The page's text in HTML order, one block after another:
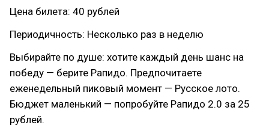
Цена билета: 40 рублей
Периодичность: Несколько раз в неделю
Выбирайте по душе: хотите каждый день шанс на
победу — берите Рапидо. Предпочитаете
еженедельный пиковый момент — Русское лото.
Бюджет маленький — попробуйте Рапидо 2.0 за 25
рублей.